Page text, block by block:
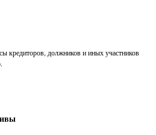
кредиторов, должников и иных участников